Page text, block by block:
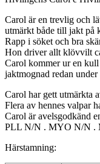
Carol är en trevlig och
utmärkt både till jakt på
Rapp i söket och bra
Hon driver allt klövvilt
Carol kommer ur en
jaktmognad redan under
Carol har gett utmärkta
Flera av hennes valpar
Carol är avelsgodkänd
PLL N/N . MYO N/N .
Härstamning: